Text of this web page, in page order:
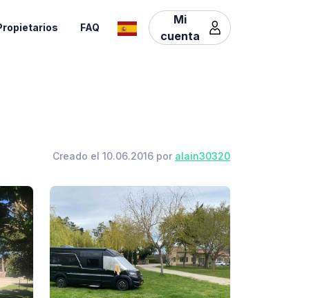
FAQ
Mi
cuenta
Creado el 10.06.2016 por alain30320